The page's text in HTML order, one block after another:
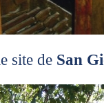
site de San